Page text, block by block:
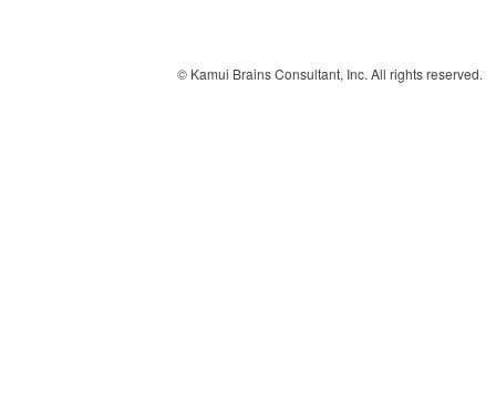
© Kamui Brains Consultant, Inc. All rights reserved.